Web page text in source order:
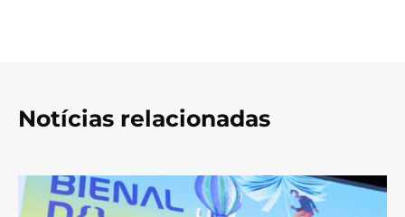
Notícias relacionadas